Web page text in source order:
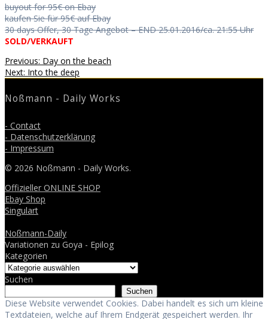
buyout for 95€ on Ebay
kaufen Sie für 95€ auf Ebay
30 days Offer, 30 Tage Angebot – END 25.01.2016/ca. 21:55 Uhr
SOLD/VERKAUFT
Beitragsnavigation
Previous: Previous
post:
Day on the beach
Next: Next
Into the deep
Noßmann - Daily Works
- Contact
- Datenschutzerklärung
- Impressum
© 2026 Noßmann - Daily Works.
Offizieller ONLINE SHOP
Ebay Shop
Singulart
Noßmann-Daily
Variationen zu Goya - Epilog
Kategorien
Suchen
Suchen
Diese Website verwendet Cookies. Dabei handelt es sich um kleine
Textdateien, welche auf Ihrem Endgerät gespeichert werden. Ihr